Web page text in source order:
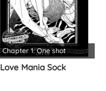
Chapter 1: One shot
Love Mania Sock